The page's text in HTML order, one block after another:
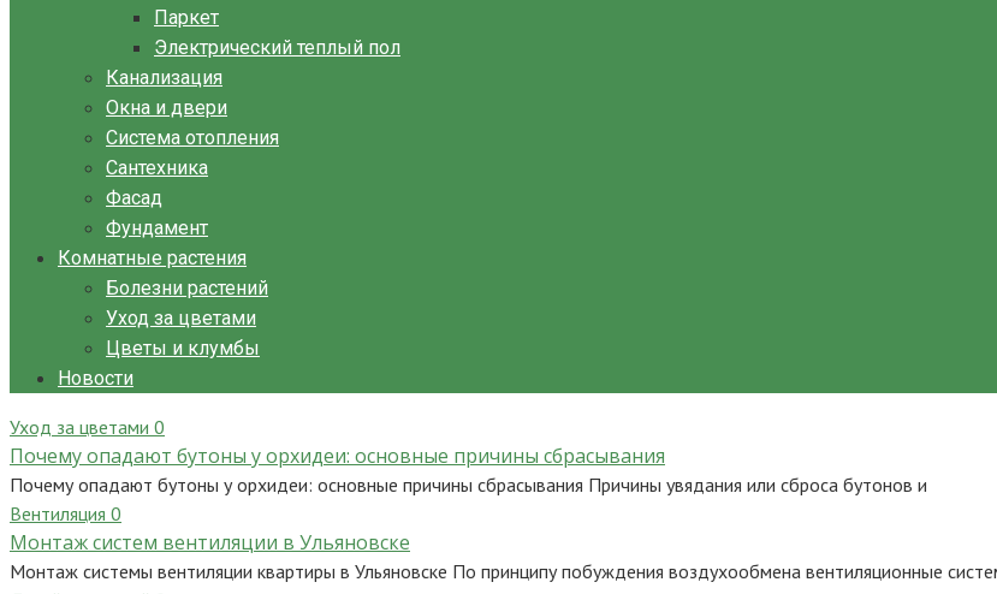
Паркет
Электрический теплый пол
Канализация
Окна и двери
Система отопления
Сантехника
Фасад
Фундамент
Комнатные растения
Болезни растений
Уход за цветами
Цветы и клумбы
Новости
Уход за цветами 0
Почему опадают бутоны у орхидеи: основные причины сбрасывания
Почему опадают бутоны у орхидеи: основные причины сбрасывания Причины увядания или сброса бутонов и
Вентиляция 0
Монтаж систем вентиляции в Ульяновске
Монтаж системы вентиляции квартиры в Ульяновске По принципу побуждения воздухообмена вентиляционные